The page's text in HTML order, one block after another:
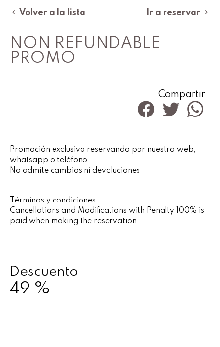
Volver a la lista Ir a reservar
NON REFUNDABLE
PROMO
Compartir
Promoción exclusiva reservando por nuestra web,
whatsapp o teléfono.
No admite cambios ni devoluciones
Términos y condiciones
Cancellations and Modifications with Penalty 100% is
paid when making the reservation
Descuento
49 %